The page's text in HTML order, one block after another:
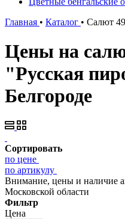
Главная • Каталог • Салют
Цены на
"Русская
Белгороде
Сортировать
по цене
по артикулу
Внимание, цены и наличие
Московской области
Фильтр
Цена